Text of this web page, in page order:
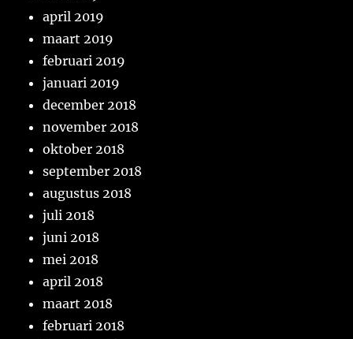
april 2019
maart 2019
februari 2019
januari 2019
december 2018
november 2018
oktober 2018
september 2018
augustus 2018
juli 2018
juni 2018
mei 2018
april 2018
maart 2018
februari 2018